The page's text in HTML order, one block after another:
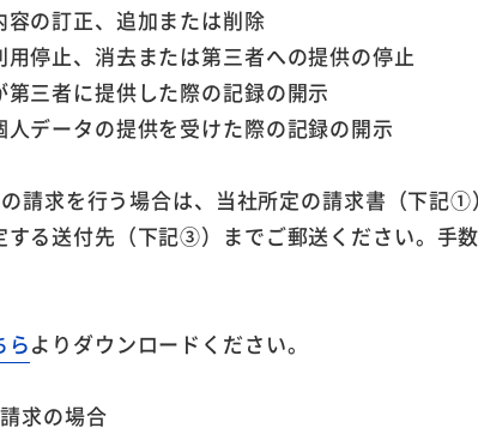
の訂正、追加または削除
停止、消去または第三者への提供の停止
三者に提供した際の記録の開示
データの提供を受けた際の記録の開示
請求を行う場合は、当社所定の請求書（下記
する送付先（下記③）までご郵送ください。手
らよりダウンロードください。
求の場合